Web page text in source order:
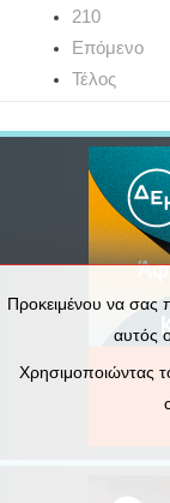
210
Επόμενο
Τέλος
Προκειμένου να σας
αυτός
Χρησιμοποιώντας